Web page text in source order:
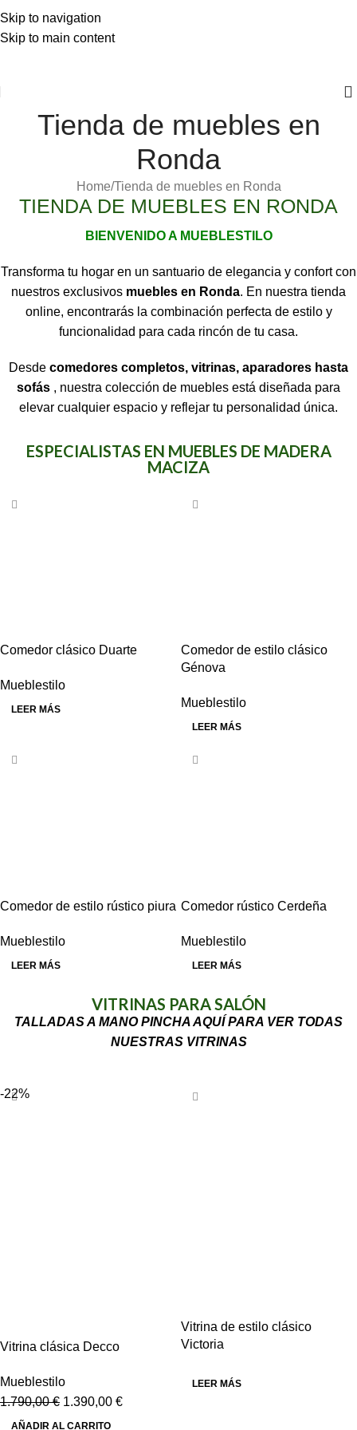
Skip to navigation
Skip to main content
Tienda de muebles en
Ronda
Home Tienda de muebles en Ronda
TIENDA DE MUEBLES EN RONDA
BIENVENIDO A MUEBLESTILO
Transforma tu hogar en un santuario de elegancia y confort con
nuestros exclusivos muebles en Ronda. En nuestra tienda
online, encontrarás la combinación perfecta de estilo y
funcionalidad para cada rincón de tu casa.
Desde comedores completos, vitrinas, aparadores hasta
sofás , nuestra colección de muebles está diseñada para
elevar cualquier espacio y reflejar tu personalidad única.
ESPECIALISTAS EN MUEBLES DE MADERA
MACIZA
Comedor clásico Duarte
Mueblestilo
LEER MÁS
Comedor de estilo clásico
Génova
Mueblestilo
LEER MÁS
Comedor de estilo rústico piura
Mueblestilo
LEER MÁS
Comedor rústico Cerdeña
Mueblestilo
LEER MÁS
VITRINAS PARA SALÓN
TALLADAS A MANO PINCHA AQUÍ PARA VER TODAS
NUESTRAS VITRINAS
-22%
Vitrina clásica Decco
Mueblestilo
1.790,00€ 1.390,00 €
AÑADIR AL CARRITO
Vitrina de estilo clásico
Victoria
LEER MÁS